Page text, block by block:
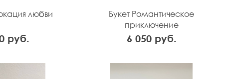
любви
руб.
Букет Романтическое
приключение
6 050 руб.